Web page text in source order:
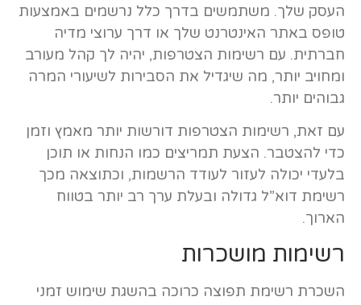
העסק שלך. משתמשים בדרך כלל נרשמים באמצעות
טופס באתר האינטרנט שלך או דרך ערוצי מדיה
חברתית. עם רשימות הצטרפות, יהיה לך קהל מעורב
ומחויב יותר, מה שיגדיל את הסבירות לשיעורי המרה
גבוהים יותר.
עם זאת, רשימות הצטרפות דורשות יותר מאמץ וזמן
כדי להצטבר. הצעת תמריצים כמו הנחות או תוכן
בלעדי יכולה לעזור לעודד הרשמות, וכתוצאה מכך
רשימת דוא”ל גדולה ובעלת ערך רב יותר בטווח
הארוך.
רשימות מושכרות
השכרת רשימת תפוצה כרוכה בהשגת שימוש זמני